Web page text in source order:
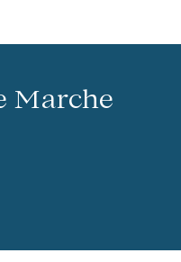
Marche